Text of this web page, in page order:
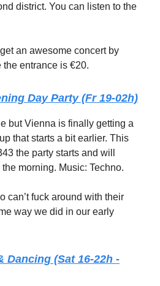
district. You can listen to the
an awesome concert by
the entrance is €20.
Day Party (Fr 19-02h)
but Vienna is finally getting a
that starts a bit earlier. This
the party starts and will
morning. Music: Techno.
can’t fuck around with their
way we did in our early
Dancing (Sat 16-22h -